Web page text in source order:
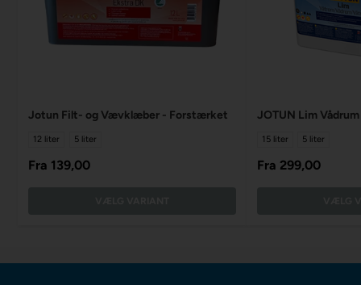
Jotun Filt- og Vævklæber - Forstærket
12 liter 5 liter
Fra 139,00
JOTUN Lim Vådrum
15 liter 5 liter
Fra 299,00